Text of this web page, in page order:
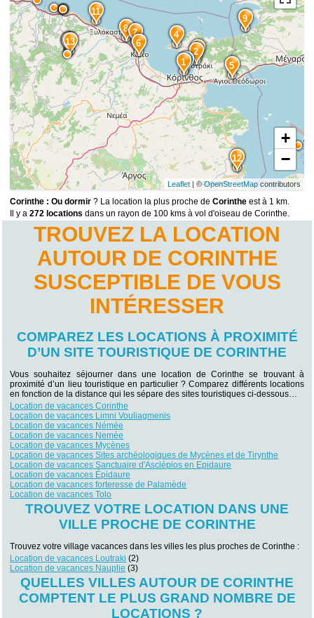
15
14
13
12
11
9
8 7
6
5
4
3
2
1
+
−
Leaflet| ©OpenStreetMapcontributors
Corinthe : Ou dormir ? La location la plus proche deCorinthe est à 1 km.
Il y a272 locations dans un rayon de 100 kms à vol d'oiseau de Corinthe.
TROUVEZ LA LOCATION
AUTOUR DE CORINTHE
SUSCEPTIBLE DE VOUS
INTÉRESSER
COMPAREZ LES LOCATIONS À PROXIMITÉ
D’UN SITE TOURISTIQUE DE CORINTHE
Vous souhaitez séjourner dans une location de Corinthe se trouvant à
proximité d’un lieu touristique en particulier ? Comparez différents locations
en fonction de la distance qui les sépare des sites touristiques ci-dessous…
Location de vacances Corinthe
Location de vacances Limni Vouliagmenis
Location de vacances Némée
Location de vacances Nemée
Location de vacances Mycènes
Location de vacances Sites archéologiques de Mycènes et de Tirynthe
Location de vacances Sanctuaire d'Asclépios en Epidaure
Location de vacances Épidaure
Location de vacances forteresse de Palamède
Location de vacances Tolo
TROUVEZ VOTRE LOCATION DANS UNE
VILLE PROCHE DE CORINTHE
Trouvez votre village vacances dans les villes les plus proches de Corinthe :
Location de vacances Loutraki (2)
Location de vacances Nauplie (3)
QUELLES VILLES AUTOUR DE CORINTHE
COMPTENT LE PLUS GRAND NOMBRE DE
LOCATIONS ?